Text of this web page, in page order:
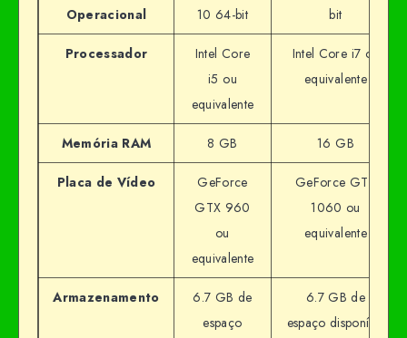
Operacional
10 64-bit
bit
Processador
Intel Core
i5 ou
equivalente
Intel Core i7 ou
equivalente
Memória RAM 8 GB 16 GB
Placa de Vídeo
GeForce
GTX 960
ou
equivalente
GeForce GTX
1060 ou
equivalente
Armazenamento
6.7 GB de
espaço
6.7 GB de
espaço disponível